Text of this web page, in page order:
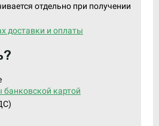
отдельно при получении
доставки и оплаты
банковской картой